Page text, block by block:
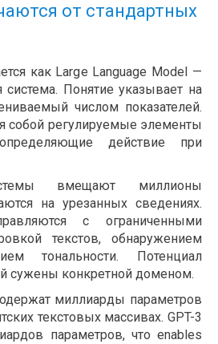
от стандартных
как Large Language Model —
система. Понятие указывает на
числом показателей.
собой регулируемые элементы
действие при
вмещают миллионы
на урезанных сведениях.
с ограниченными
текстов, обнаружением
тональности. Потенциал
сужены конкретной доменом.
миллиарды параметров
текстовых массивах. GPT-3
параметров, что enables